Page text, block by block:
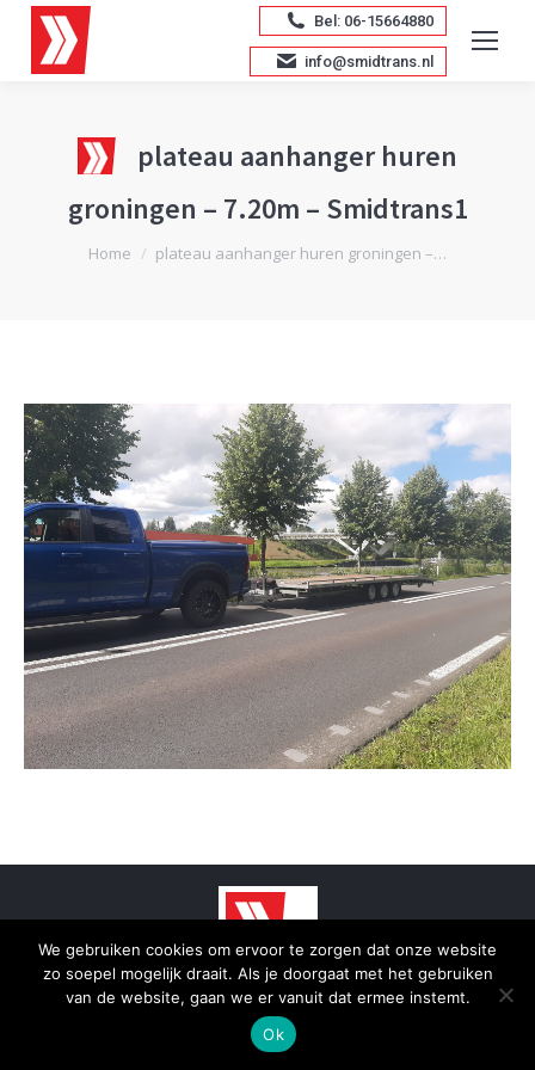
Bel: 06-15664880
info@smidtrans.nl
plateau aanhanger huren
groningen – 7.20m – Smidtrans1
Je bent hier:
Home plateau aanhanger huren groningen –…
© 2025 - SmidTrans - Koerier Groningen
Bottom menu
We gebruiken cookies om ervoor te zorgen dat onze website
zo soepel mogelijk draait. Als je doorgaat met het gebruiken
van de website, gaan we er vanuit dat ermee instemt.
Ok